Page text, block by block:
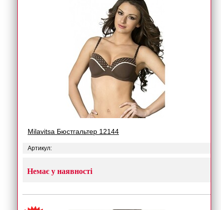
Milavitsa Бюстгальтер 12144
Артикул:
Немає у наявності